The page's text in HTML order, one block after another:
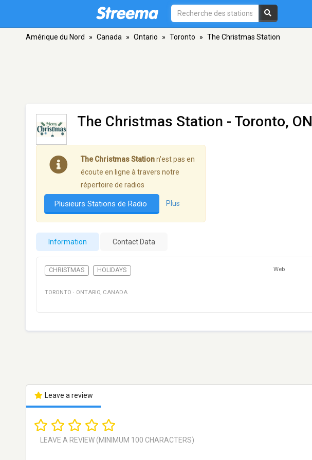
Amérique du Nord » Canada » Ontario » Toronto » The Christmas Station
The Christmas Station - Toronto, ON
The Christmas Stationn'est pas en
écoute en ligne à travers notre
répertoire de radios
Plusieurs Stations de Radio Plus
Information Contact Data
CHRISTMAS HOLIDAYS Web
TORONTO · ONTARIO, CANADA
Leave a review